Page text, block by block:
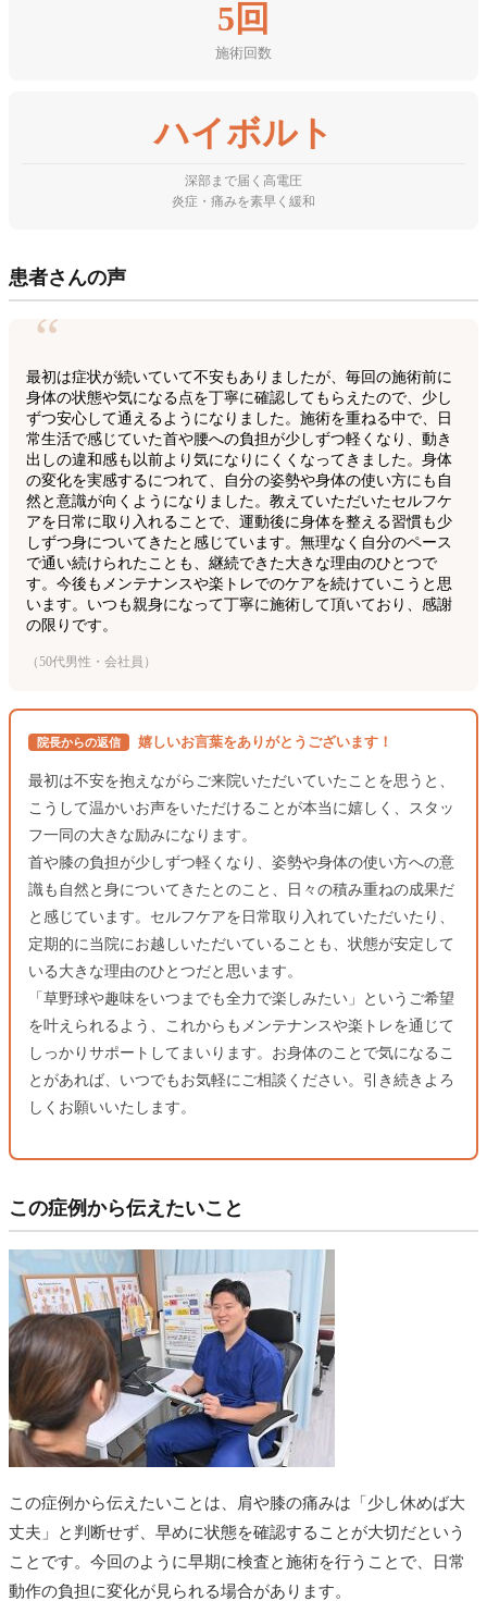
5回
施術回数
ハイボルト
深部まで届く高電圧
炎症・痛みを素早く緩和
患者さんの声
“
最初は症状が続いていて不安もありましたが、毎回の施術前に
身体の状態や気になる点を丁寧に確認してもらえたので、少し
ずつ安心して通えるようになりました。施術を重ねる中で、日
常生活で感じていた首や腰への負担が少しずつ軽くなり、動き
出しの違和感も以前より気になりにくくなってきました。身体
の変化を実感するにつれて、自分の姿勢や身体の使い方にも自
然と意識が向くようになりました。教えていただいたセルフケ
アを日常に取り入れることで、運動後に身体を整える習慣も少
しずつ身についてきたと感じています。無理なく自分のペース
で通い続けられたことも、継続できた大きな理由のひとつで
す。今後もメンテナンスや楽トレでのケアを続けていこうと思
います。いつも親身になって丁寧に施術して頂いており、感謝
の限りです。
（50代男性・会社員）
院長からの返信 嬉しいお言葉をありがとうございます！
最初は不安を抱えながらご来院いただいていたことを思うと、
こうして温かいお声をいただけることが本当に嬉しく、スタッ
フ一同の大きな励みになります。
首や膝の負担が少しずつ軽くなり、姿勢や身体の使い方への意
識も自然と身についてきたとのこと、日々の積み重ねの成果だ
と感じています。セルフケアを日常取り入れていただいたり、
定期的に当院にお越しいただいていることも、状態が安定して
いる大きな理由のひとつだと思います。
「草野球や趣味をいつまでも全力で楽しみたい」というご希望
を叶えられるよう、これからもメンテナンスや楽トレを通じて
しっかりサポートしてまいります。お身体のことで気になるこ
とがあれば、いつでもお気軽にご相談ください。引き続きよろ
しくお願いいたします。
この症例から伝えたいこと
この症例から伝えたいことは、肩や膝の痛みは「少し休めば大
丈夫」と判断せず、早めに状態を確認することが大切だという
ことです。今回のように早期に検査と施術を行うことで、日常
動作の負担に変化が見られる場合があります。